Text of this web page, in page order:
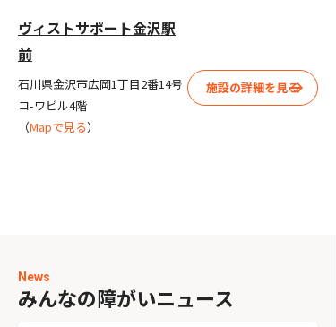
ヴィストサポート金沢駅
前
石川県金沢市広岡1丁目2番14号
コ-ワビル4階
（Mapで見る）
施設の詳細を見る
News
みんなの障がいニュース